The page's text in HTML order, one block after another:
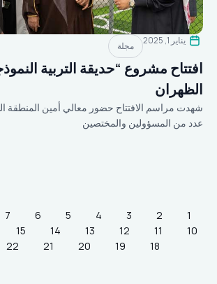
يناير 1, 2025 مجلة
افتتاح مشروع “حديقة التربية
الظهران
شهدت مراسم الافتتاح حضور معالي أمين المنطقة
عدد من المسؤولين والمختصين
1
2
3
4
5
6
7
10
11
12
13
14
15
18
19
20
21
22